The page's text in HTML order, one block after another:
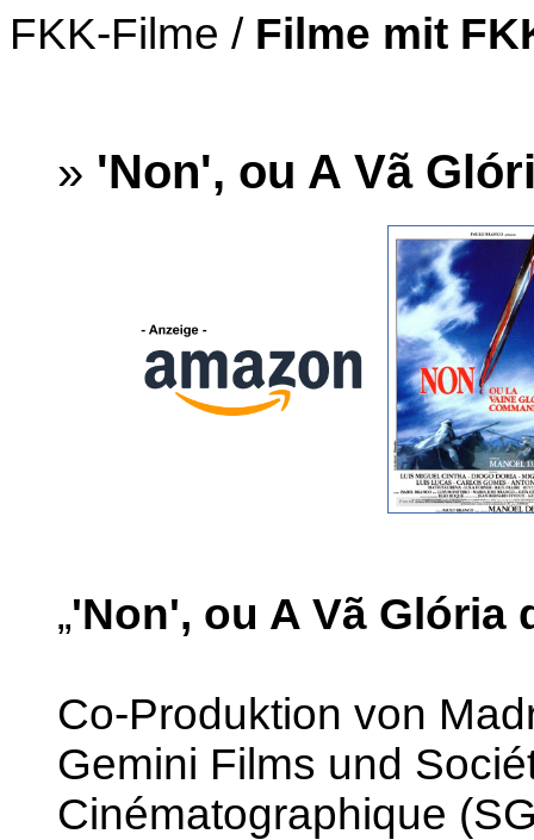
FKK-Filme / Filme mit
» 'Non', ou A Vã
„'Non', ou A Vã Glória
Co-Produktion von
Gemini Films und
Cinématographique